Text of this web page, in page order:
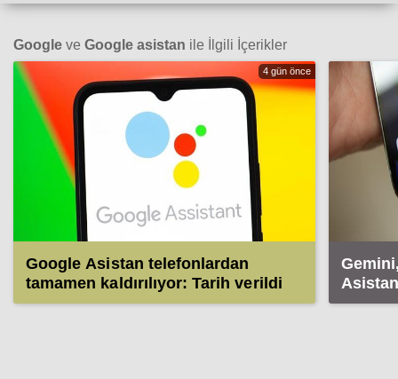
Google ve Google asistan ile İlgili İçerikler
4 gün önce
Google Asistan telefonlardan
tamamen kaldırılıyor: Tarih verildi